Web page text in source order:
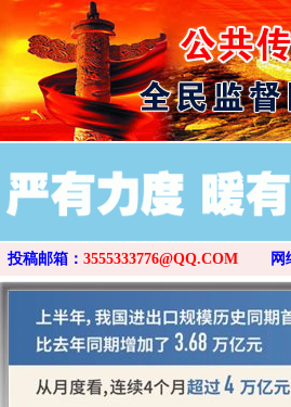
投稿邮箱： 3555333776@QQ.COM 网